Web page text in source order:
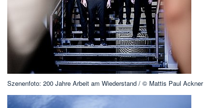
Szenenfoto: 200 Jahre Arbeit am Wiederstand / © Mattis Paul Ackner